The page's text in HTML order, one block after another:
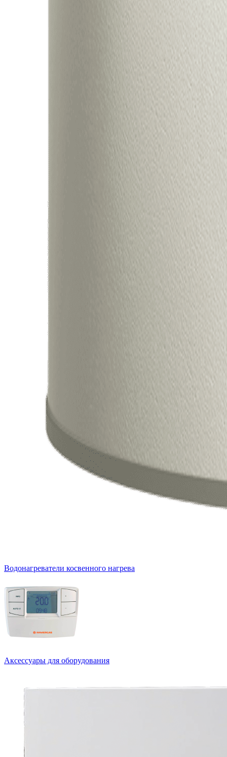
Водонагреватели косвенного нагрева
Аксессуары для оборудования